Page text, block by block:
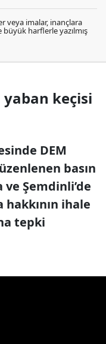
veya imalar, inançlara
büyük harflerle yazılmış
yaban keçisi
DEM
basın
ve Şemdinli’de
ihale
tepki